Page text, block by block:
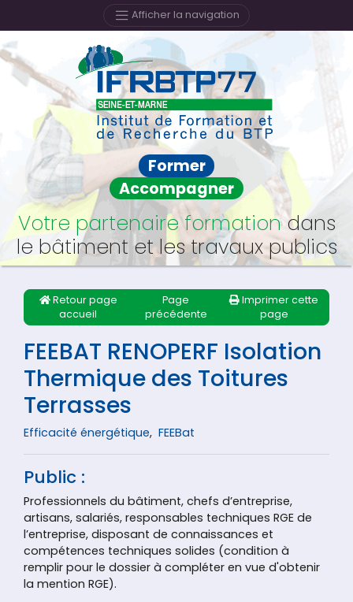
Afficher la navigation
Former
Accompagner
Votre partenaire formationdans
le bâtiment et les travaux publics
Retour page
accueil
Page
précédente
Imprimer cette
page
FEEBAT RENOPERF Isolation
Thermique des Toitures
Terrasses
Efficacité énergétique, FEEBat
Public :
Professionnels du bâtiment, chefs d’entreprise,
artisans, salariés, responsables techniques RGE de
l’entreprise, disposant de connaissances et
compétences techniques solides (condition à
remplir pour le dossier à compléter en vue d'obtenir
la mention RGE).